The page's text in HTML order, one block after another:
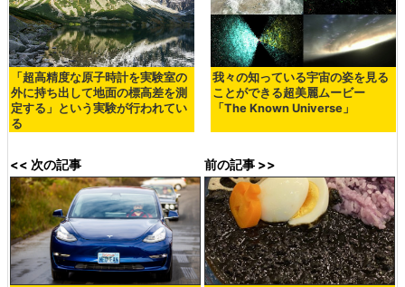
「超高精度な原子時計を実験室の
外に持ち出して地面の標高差を測
定する」という実験が行われてい
る
我々の知っている宇宙の姿を見る
ことができる超美麗ムービー
「The Known Universe」
<< 次の記事 前の記事 >>